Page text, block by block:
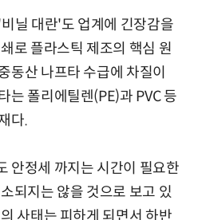
닐 대란'도 업계에 긴장감을
로 플라스틱 제조의 핵심 원
동산 나프타 수급에 차질이
는 폴리에틸렌(PE)과 PVC 등
다.
안정세 까지는 시간이 필요한
되지는 않을 것으로 보고 있
사태는 피하게 되면서 하반